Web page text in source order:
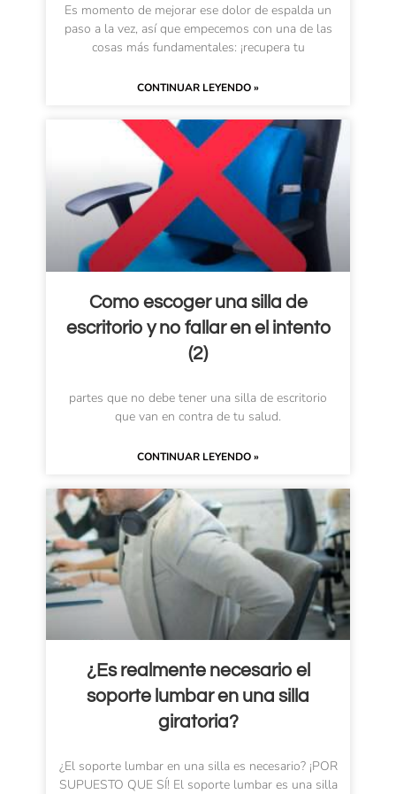
Es momento de mejorar ese dolor de espalda un
paso a la vez, así que empecemos con una de las
cosas más fundamentales: ¡recupera tu
CONTINUAR LEYENDO »
Como escoger una silla de
escritorio y no fallar en el intento
(2)
partes que no debe tener una silla de escritorio
que van en contra de tu salud.
CONTINUAR LEYENDO »
¿Es realmente necesario el
soporte lumbar en una silla
giratoria?
¿El soporte lumbar en una silla es necesario? ¡POR
SUPUESTO QUE SÍ! El soporte lumbar es una silla